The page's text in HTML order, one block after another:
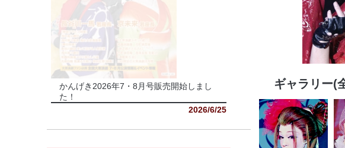
ギャラリー(
かんげき2026年7・8月号販売開始しまし
た！
2026/6/25